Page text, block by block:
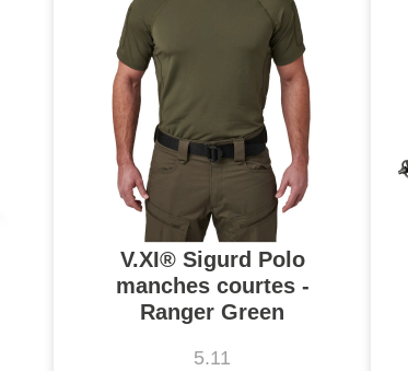
V.XI® Sigurd Polo
manches courtes -
Ranger Green
5.11